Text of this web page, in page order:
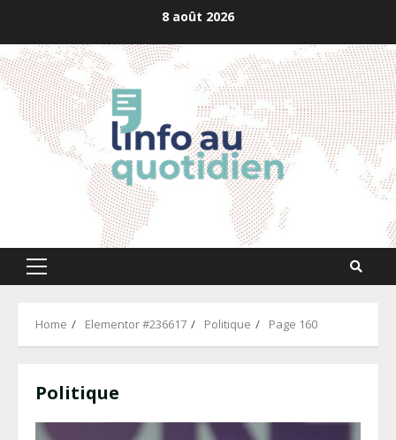
content
8 août 2026
Primary
Home Elementor #236617 Politique Page 160
Politique